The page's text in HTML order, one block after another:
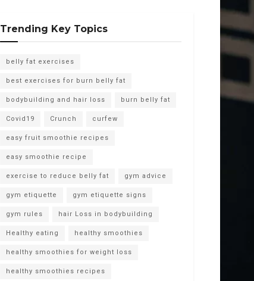
Trending Key Topics
belly fat exercises
best exercises for burn belly fat
bodybuilding and hair loss burn belly fat
Covid19 Crunch curfew
easy fruit smoothie recipes
easy smoothie recipe
exercise to reduce belly fat gym advice
gym etiquette gym etiquette signs
gym rules hair Loss in bodybuilding
Healthy eating healthy smoothies
healthy smoothies for weight loss
healthy smoothies recipes